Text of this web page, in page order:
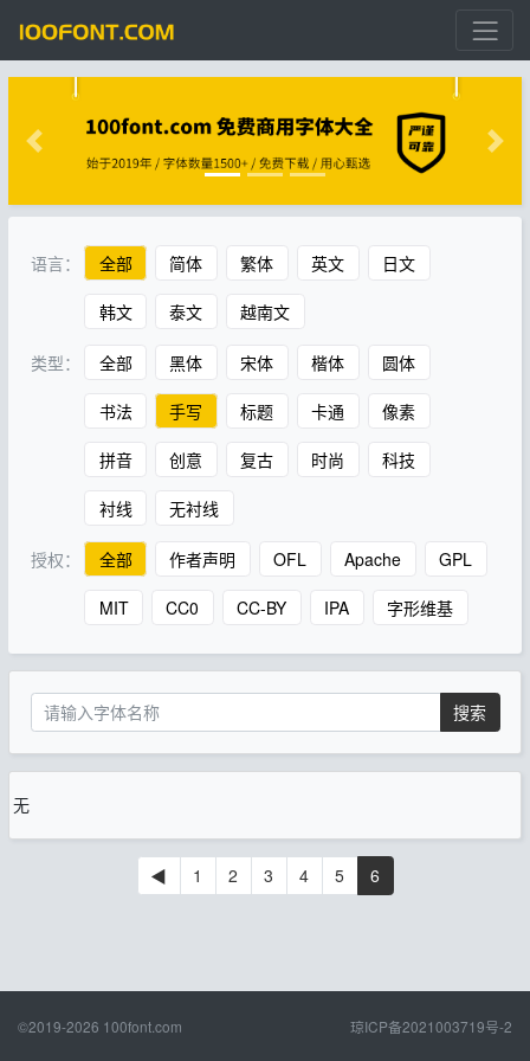
语言： 全部 简体 繁体 英文 日文
韩文 泰文 越南文
类型： 全部 黑体 宋体 楷体 圆体
书法 手写 标题 卡通 像素
拼音 创意 复古 时尚 科技
衬线 无衬线
授权： 全部 作者声明 OFL Apache GPL
MIT CC0 CC-BY IPA 字形维基
搜索
无
◀ 1 2 3 4 5 6
©2019-2026 100font.com 琼ICP备2021003719号-2